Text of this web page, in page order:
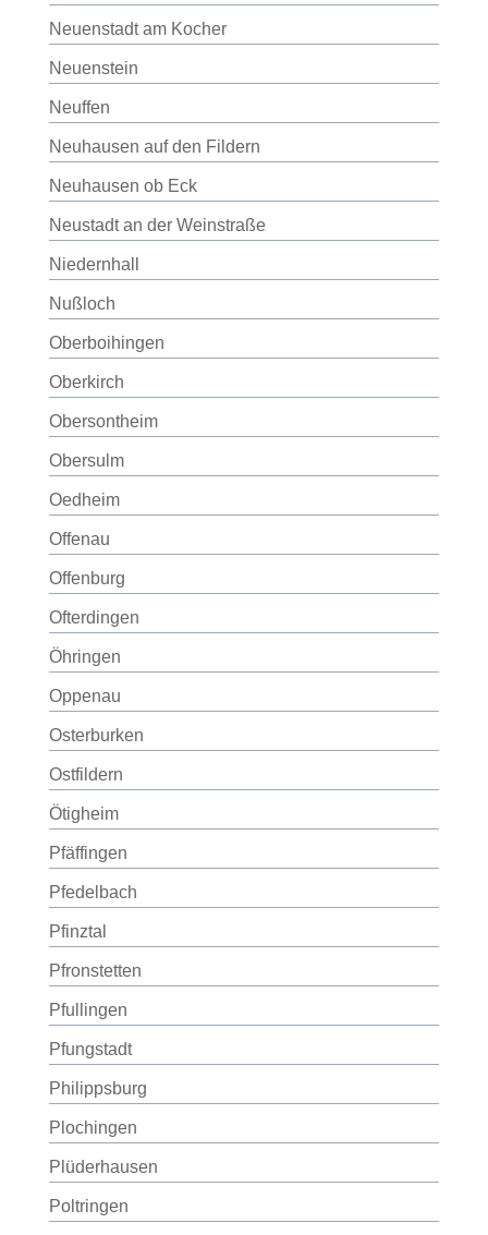
Neuenstadt am Kocher
Neuenstein
Neuffen
Neuhausen auf den Fildern
Neuhausen ob Eck
Neustadt an der Weinstraße
Niedernhall
Nußloch
Oberboihingen
Oberkirch
Obersontheim
Obersulm
Oedheim
Offenau
Offenburg
Ofterdingen
Öhringen
Oppenau
Osterburken
Ostfildern
Ötigheim
Pfäffingen
Pfedelbach
Pfinztal
Pfronstetten
Pfullingen
Pfungstadt
Philippsburg
Plochingen
Plüderhausen
Poltringen